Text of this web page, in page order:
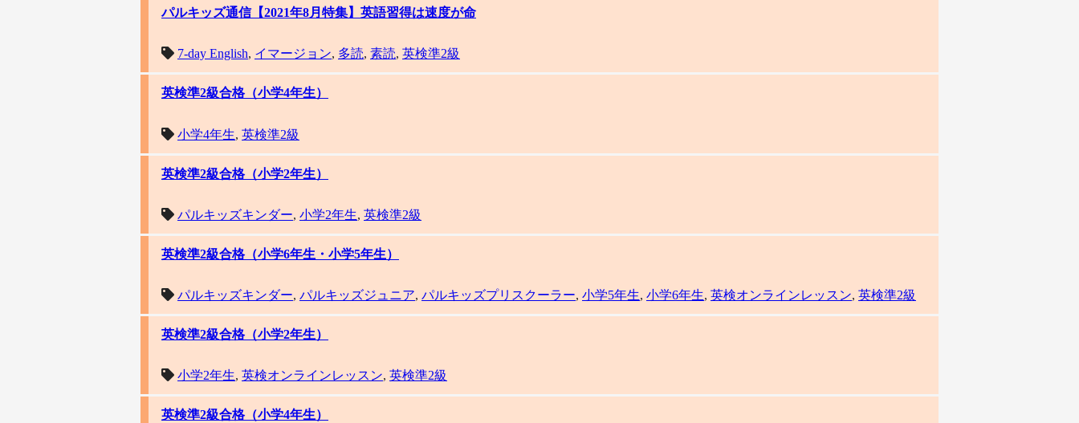
パルキッズ通信【2021年8月特集】英語習得は速度が命
7-day English, イマージョン, 多読, 素読, 英検準2級
英検準2級合格（小学4年生）
小学4年生, 英検準2級
英検準2級合格（小学2年生）
パルキッズキンダー, 小学2年生, 英検準2級
英検準2級合格（小学6年生・小学5年生）
パルキッズキンダー, パルキッズジュニア, パルキッズプリスクーラー, 小学5年生, 小学6年生, 英検オンラインレッスン, 英検準2級
英検準2級合格（小学2年生）
小学2年生, 英検オンラインレッスン, 英検準2級
英検準2級合格（小学4年生）